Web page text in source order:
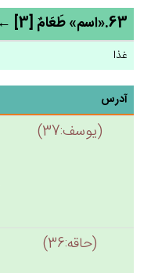
63.«اسم» طَعَام‌ٌ [3] ← طعم
غذا
آدرس
(يوسف:37)
(حاقه:36)